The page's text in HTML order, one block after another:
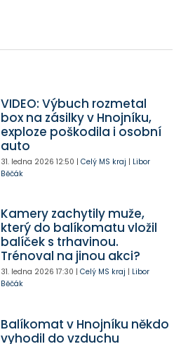
VIDEO: Výbuch rozmetal
box na zásilky v Hnojníku,
exploze poškodila i osobní
auto
31. ledna 2026 12:50 | Celý MS kraj | Libor
Běčák
Kamery zachytily muže,
který do balíkomatu vložil
balíček s trhavinou.
Trénoval na jinou akci?
31. ledna 2026 17:30 | Celý MS kraj | Libor
Běčák
Balíkomat v Hnojníku někdo
vyhodil do vzduchu